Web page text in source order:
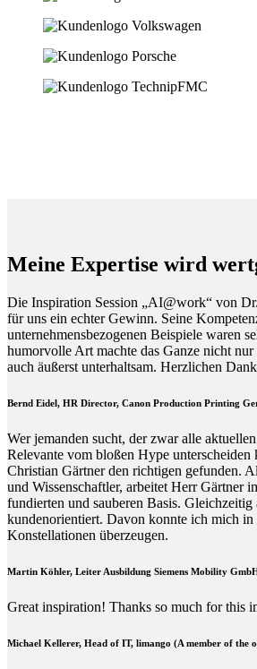
Meine Expertise wird
Die Inspiration Session „AI@work“ von
für uns ein echter Gewinn. Seine
unternehmensbezogenen Beispiele waren
humorvolle Art machte das Ganze nicht
auch äußerst unterhaltsam. Herzlichen
Bernd Eidel, HR Director, Canon Production Printing
Wer jemanden sucht, der zwar alle
Relevante vom bloßen Hype
Christian Gärtner den richtigen gefunden.
und Wissenschaftler, arbeitet Herr Gärtner
fundierten und sauberen Basis. Gleichzeitig
kundenorientiert. Davon konnte ich mich in
Konstellationen überzeugen.
Martin Köhler, Leiter Ausbildung Siemens Mobility
Great inspiration! Thanks so much for this
Michael Kellerer, Head of IT, limango (A member of the